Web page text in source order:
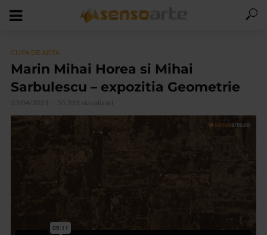
CLIPA DE ARTA
Marin Mihai Horea si Mihai
Sarbulescu – expozitia Geometrie
23/04/2021 55.331 vizualizari